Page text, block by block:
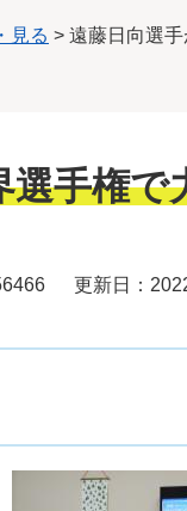
見る > 遠藤日向選手
選手権で
更新日：